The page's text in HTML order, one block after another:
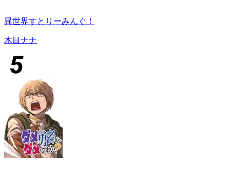
異世界すとりーみんぐ！
木目ナナ